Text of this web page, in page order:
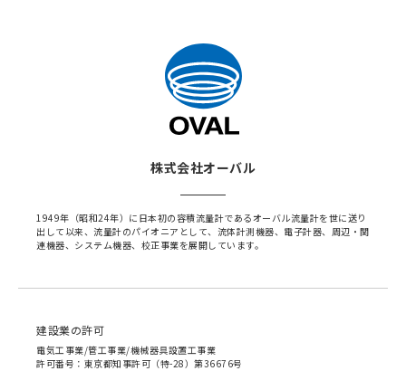
株式会社オーバル
1949年（昭和24年）に日本初の容積流量計であるオーバル流量計を世に送り
出して以来、流量計のパイオニアとして、流体計測機器、電子計器、周辺・関
連機器、システム機器、校正事業を展開しています。
建設業の許可
電気工事業/管工事業/機械器具設置工事業
許可番号：東京都知事許可（特-28）第36676号